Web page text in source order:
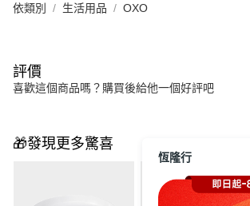
依類別 生活用品 OXO
評價
喜歡這個商品嗎？購買後給他一個好評吧
🎁發現更多驚喜
恆隆行